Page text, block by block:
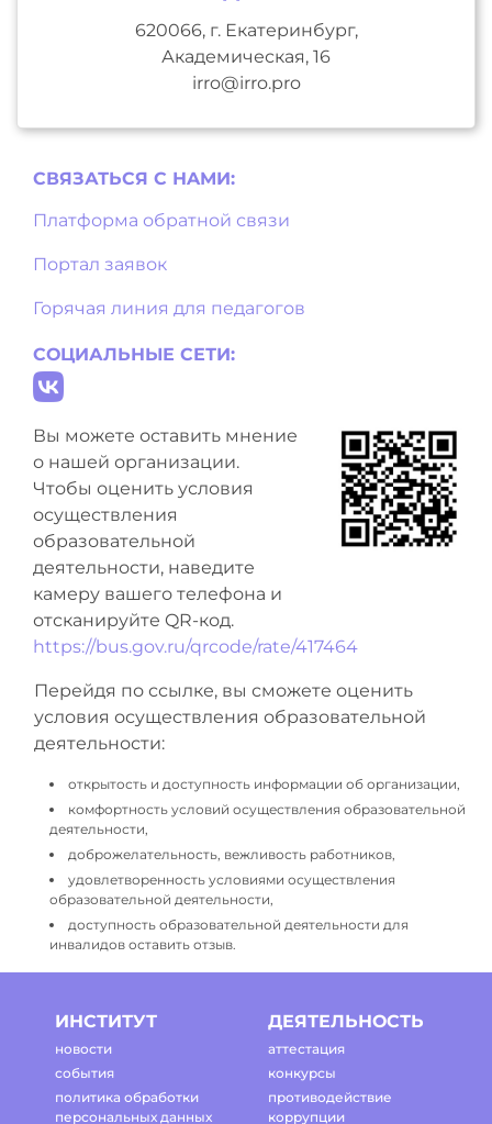
620066, г. Екатеринбург,
Академическая, 16
irro@irro.pro
СВЯЗАТЬСЯ С НAМИ:
Платформа обратной связи
Портал заявок
Горячая линия для педагогов
СОЦИАЛЬНЫЕ СЕТИ:
Вы можете оставить мнение
о нашей организации.
Чтобы оценить условия
осуществления
образовательной
деятельности, наведите
камеру вашего телефона и
отсканируйте QR-код.
https://bus.gov.ru/qrcode/rate/417464
Перейдя по ссылке, вы сможете оценить
условия осуществления образовательной
деятельности:
открытость и доступность информации об организации,
комфортность условий осуществления образовательной
деятельности,
доброжелательность, вежливость работников,
удовлетворенность условиями осуществления
образовательной деятельности,
доступность образовательной деятельности для
инвалидов оставить отзыв.
ИНСТИТУТ
новости
события
политика обработки
персональных данных
ДЕЯТЕЛЬНОСТЬ
аттестация
конкурсы
противодействие
коррупции